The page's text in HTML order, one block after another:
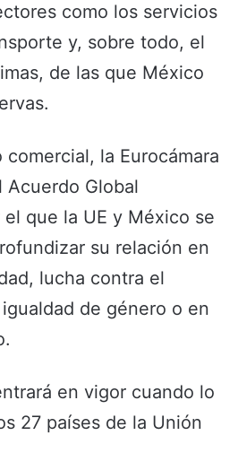
como los servicios
y, sobre todo, el
de las que México
la Eurocámara
Global
que la UE y México se
su relación en
lucha contra el
de género o en
en vigor cuando lo
27 países de la Unión